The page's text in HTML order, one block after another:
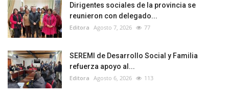
Dirigentes sociales de la provincia se
reunieron con delegado...
Editora Agosto 7, 2026 77
SEREMI de Desarrollo Social y Familia
refuerza apoyo al...
Editora Agosto 6, 2026 113